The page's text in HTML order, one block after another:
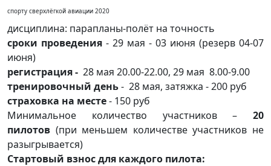
спорту сверхлёгкой авиации 2020
дисциплина: парапланы-полёт на точность
сроки проведения - 29 мая - 03 июня (резерв 04-07
июня)
регистрация - 28 мая 20.00-22.00, 29 мая 8.00-9.00
тренировочный день- 28 мая, затяжка - 200 руб
страховка на месте- 150 руб
Минимальное количество участников – 20
пилотов (при меньшем количестве участников не
разыгрывается)
Стартовый взнос для каждого пилота: